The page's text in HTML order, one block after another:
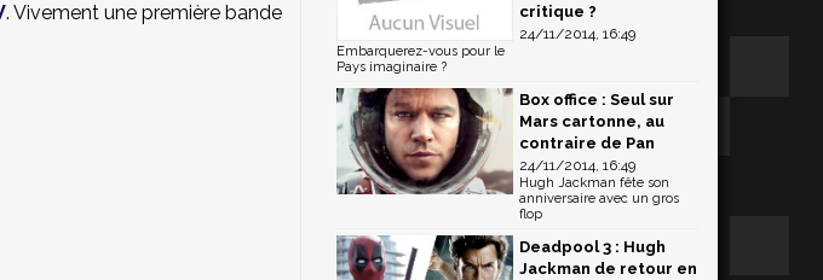
. Vivement une première bande
critique ?
24/11/2014, 16:49
Embarquerez-vous pour le
Pays imaginaire ?
Box office : Seul sur
Mars cartonne, au
contraire de Pan
24/11/2014, 16:49
Hugh Jackman fête son
anniversaire avec un gros
flop
Deadpool 3 : Hugh
Jackman de retour en